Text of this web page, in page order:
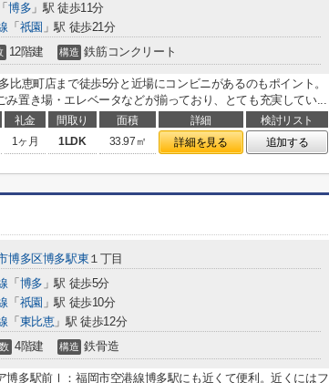
「 博多 」駅 徒歩11分
「 祇園 」駅 徒歩21分
12階建 構造 鉄筋コンクリート
比恵町店まで徒歩5分と近場にコンビニがあるのもポイント。
み置き場・エレベータなどが揃っており、とても充実してい...
礼金 間取り 面積 詳細
検討リスト
1ヶ月 1LDK 33.97㎡ 詳細を見る 追加する
博多区博多駅東 １丁目
「 博多 」駅 徒歩5分
「 祇園 」駅 徒歩10分
「 東比恵」駅 徒歩12分
4階建 構造 鉄骨造
博多駅前Ⅰ：福岡市空港線博多駅にも近くて便利。近くにはフ